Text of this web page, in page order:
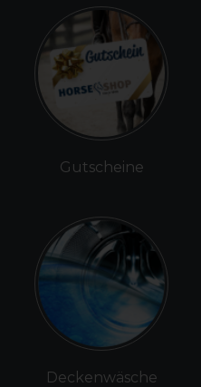
Gutscheine
Deckenwäsche